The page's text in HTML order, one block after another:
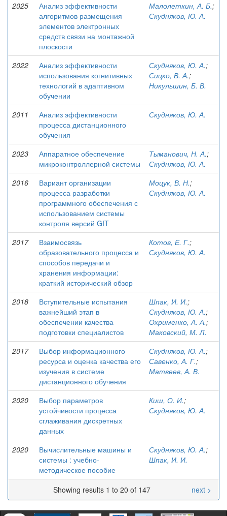
2025
Анализ эффективности
алгоритмов размещения
элементов электронных
средств связи на монтажной
плоскости
Малолеткин, А. Б.;
Скудняков, Ю. А.
2022
Анализ эффективности
использования когнитивных
технологий в адаптивном
обучении
Скудняков, Ю. А.;
Сицко, В. А.;
Никульшин, Б. В.
2011
Анализ эффективности
процесса дистанционного
обучения
Скудняков, Ю. А.
2023
Аппаратное обеспечение
микроконтроллерной системы
Тыманович, Н. А.;
Скудняков, Ю. А.
2016
Вариант организации
процесса разработки
программного обеспечения с
использованием системы
контроля версий GIT
Моцук, В. Н.;
Скудняков, Ю. А.
2017
Взаимосвязь
образовательного процесса и
способов передачи и
хранения информации:
краткий исторический обзор
Котов, Е. Г.;
Скудняков, Ю. А.
2018
Вступительные испытания
важнейший этап в
обеспечении качества
подготовки специалистов
Шпак, И. И.;
Скудняков, Ю. А.;
Охрименко, А. А.;
Маковский, М. Л.
2017
Выбор информационного
ресурса и оценка качества его
изучения в системе
дистанционного обучения
Скудняков, Ю. А.;
Савенко, А. Г.;
Матвеев, А. В.
2020
Выбор параметров
устойчивости процесса
сглаживания дискретных
данных
Киш, О. И.;
Скудняков, Ю. А.
2020
Вычислительные машины и
системы : учебно-
методическое пособие
Скудняков, Ю. А.;
Шпак, И. И.
Showing results 1 to 20 of 147 next >